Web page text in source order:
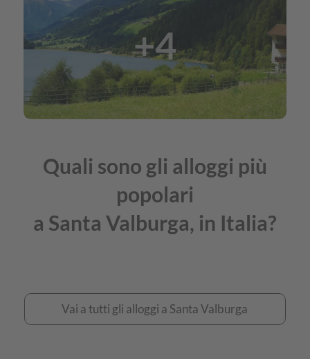
+4
Quali sono gli alloggi più
popolari
a Santa Valburga, in Italia?
Vai
a
Vai a tutti gli alloggi a Santa Valburga